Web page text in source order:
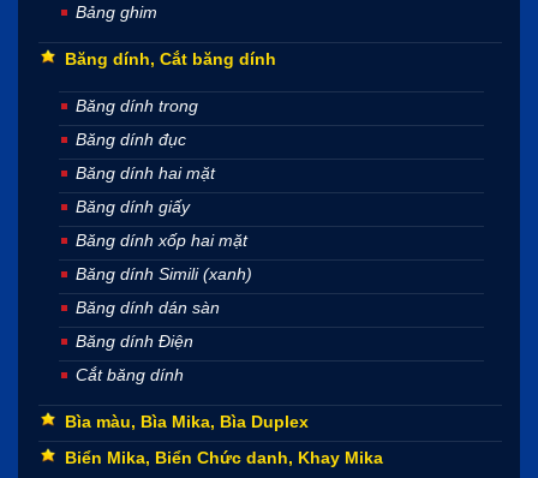
Bảng ghim
Băng dính, Cắt băng dính
Băng dính trong
Băng dính đục
Băng dính hai mặt
Băng dính giấy
Băng dính xốp hai mặt
Băng dính Simili (xanh)
Băng dính dán sàn
Băng dính Điện
Cắt băng dính
Bìa màu, Bìa Mika, Bìa Duplex
Biển Mika, Biển Chức danh, Khay Mika